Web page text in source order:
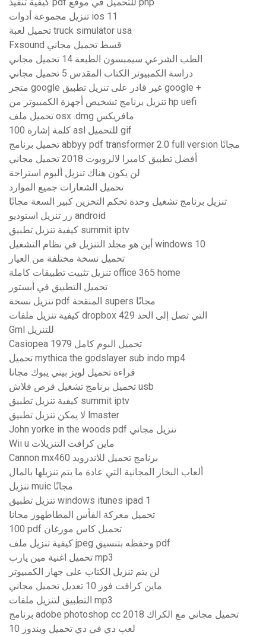
كيفية تنفيذ pdf للتحميل في موقع php
تنزيل مجموعة أدوات ios 11
تحميل لعبة truck simulator usa
Fxsound قسط تحميل مجاني
الطب الشرعي سيمبسون الطبعة 14 تحميل مجاني
دراسة الكمبيوتر الكتاب المقدس 5 تحميل مجاني
متجر google غير قادر على تنزيل تطبيق google +
تنزيل برنامج تشخيص أجهزة الكمبيوتر من hp uefi
تحميل ملف osx .dmg مافريكس
100 كلمة إشارة asl للتحميل gif
تحميل برنامج abbyy pdf transformer 2.0 full version مجانًا
أفضل تطبيق كاميرا لالروبوت 2018 تحميل مجاني
لن يكون هناك تنزيل ألبوم استراحة
تحميل الشعارات جميع الموارد
تنزيل برنامج تشغيل وحدة تحكم التخزين كبير السعة مجانًا
زر تنزيل استوديو android
كيفية تنزيل تطبيق summit iptv
أين هو مجلد التنزيل في نظام التشغيل windows 10
تحميل نسخة مختلفة من العيار
تنزيل تثبيت تطبيقات كاملة office 365 home
تحميل التطبيق في أبستور
تنزيل نسخة pdf المنقحة supers مجانًا
كيفية تنزيل ملفات dropbox التي تصل إلى الحد 429
Gml للتنزيل
Casiopea 1979 تحميل البوم كامل
تحميل mythica the godslayer sub indo mp4
قراءة تحميل لويز بيني يبوك مجانا
تحميل برنامج تشغيل قرص فلاش usb
كيفية تنزيل تطبيق summit iptv
لا يمكن تنزيل تطبيق lmaster
John yorke in the woods pdf تنزيل مجاني
Wii u ماين كرافت التنزيلات
Cannon mx460 برنامج تحميل للاندرويد
ألعاب البخار المجانية التي عادة ما يتم تنزيلها بالمال
تنزيل muic مجانًا
تنزيل تطبيق windows itunes ipad 1
تحميل معركة الفأس المطاطهوز مجانا
100 pdf تحميل كاس مورغان
كيفية تنزيل ملف jpeg وحفظه بتنسيق pdf
تحميل اغنية مين يارب mp3
لن يتم تنزيل الكتاب على جهاز الكمبيوتر
ماين كرافت فوز 10 تعديل تحميل مجاني
التطبيق لتنزيل ملفات mp3
برنامج adobe photoshop cc 2018 تحميل مجاني مع الكراك
لعب دي في دي تحميل ويندوز 10